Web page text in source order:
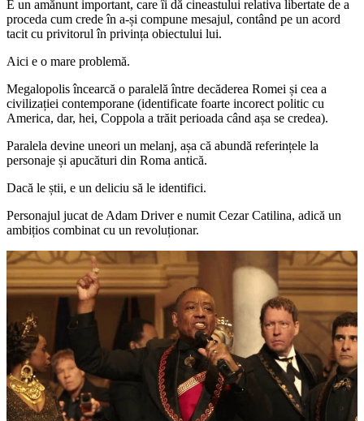
E un amănunt important, care îi dă cineastului relativa libertate de a
proceda cum crede în a-și compune mesajul, contând pe un acord
tacit cu privitorul în privința obiectului lui.
Aici e o mare problemă.
Megalopolis încearcă o paralelă între decăderea Romei și cea a
civilizației contemporane (identificate foarte incorect politic cu
America, dar, hei, Coppola a trăit perioada când așa se credea).
Paralela devine uneori un melanj, așa că abundă referințele la
personaje și apucături din Roma antică.
Dacă le știi, e un deliciu să le identifici.
Personajul jucat de Adam Driver e numit Cezar Catilina, adică un
ambițios combinat cu un revoluționar.